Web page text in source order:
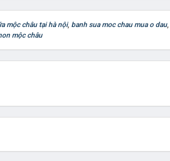
mộc châu tại hà nội, banh sua moc chau mua o dau,
mộc châu